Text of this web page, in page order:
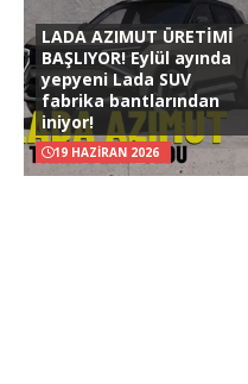
LADA AZIMUT ÜRETİMİ
BAŞLIYOR! Eylül ayında
yepyeni Lada SUV
fabrika bantlarından
iniyor!
19 HAZIRAN 2026